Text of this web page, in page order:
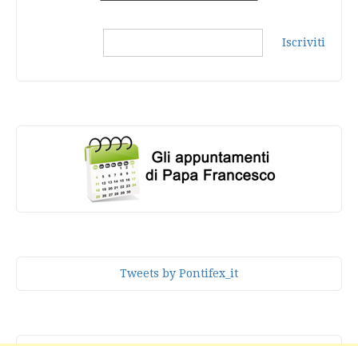
Iscriviti
Tweets by Pontifex_it